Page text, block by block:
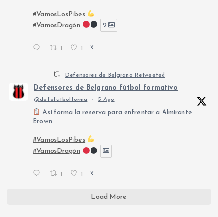
#VamosLosPibes
#VamosDragón
2
X
Defensores de Belgrano Retweeted
Defensores de Belgrano fútbol formativo
@defefutbolforma · 5 Ago
Así forma la reserva para enfrentar a Almirante
Brown.
#VamosLosPibes
#VamosDragón
1 1 X
Load More